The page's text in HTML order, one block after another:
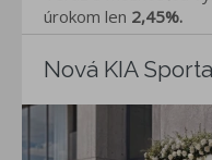
úrokom len 2,45%.
Nová KIA